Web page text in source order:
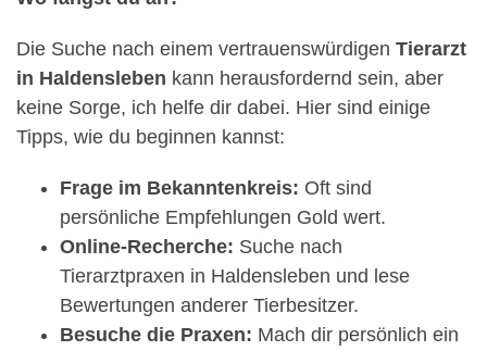
Die Suche nach einem vertrauenswürdigen Tierarzt
in Haldensleben kann herausfordernd sein, aber
keine Sorge, ich helfe dir dabei. Hier sind einige
Tipps, wie du beginnen kannst:
Frage im Bekanntenkreis: Oft sind
persönliche Empfehlungen Gold wert.
Online-Recherche: Suche nach
Tierarztpraxen in Haldensleben und lese
Bewertungen anderer Tierbesitzer.
Besuche die Praxen: Mach dir persönlich ein